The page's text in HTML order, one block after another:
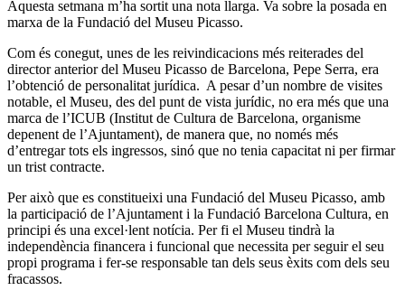
Aquesta setmana m’ha sortit una nota llarga. Va sobre la posada en
marxa de la Fundació del Museu Picasso.
Com és conegut, unes de les reivindicacions més reiterades del
director anterior del Museu Picasso de Barcelona, Pepe Serra, era
l’obtenció de personalitat jurídica. A pesar d’un nombre de visites
notable, el Museu, des del punt de vista jurídic, no era més que una
marca de l’ICUB (Institut de Cultura de Barcelona, organisme
depenent de l’Ajuntament), de manera que, no només més
d’entregar tots els ingressos, sinó que no tenia capacitat ni per firmar
un trist contracte.
Per això que es constitueixi una Fundació del Museu Picasso, amb
la participació de l’Ajuntament i la Fundació Barcelona Cultura, en
principi és una excel·lent notícia. Per fi el Museu tindrà la
independència financera i funcional que necessita per seguir el seu
propi programa i fer-se responsable tan dels seus èxits com dels seu
fracassos.